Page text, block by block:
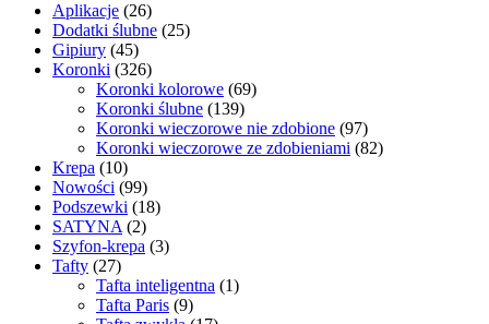
Aplikacje (26)
Dodatki ślubne (25)
Gipiury (45)
Koronki (326)
Koronki kolorowe (69)
Koronki ślubne (139)
Koronki wieczorowe nie zdobione (97)
Koronki wieczorowe ze zdobieniami (82)
Krepa (10)
Nowości (99)
Podszewki (18)
SATYNA (2)
Szyfon-krepa (3)
Tafty (27)
Tafta inteligentna (1)
Tafta Paris (9)